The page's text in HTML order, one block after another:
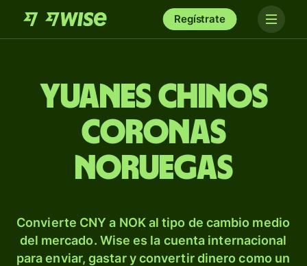
Regístrate
Yuanes chinos
coronas
noruegas
Convierte CNY a NOK al tipo de cambio medio
del mercado. Wise es la cuenta internacional
para enviar, gastar y convertir dinero como un